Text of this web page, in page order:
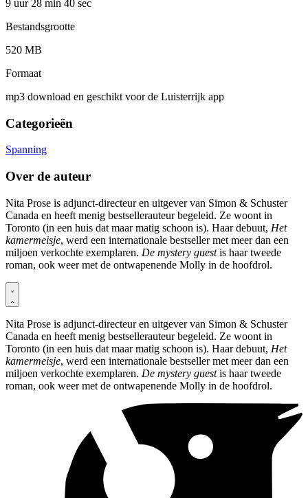
9 uur 28 min 40 sec
Bestandsgrootte
520 MB
Formaat
mp3 download en geschikt voor de Luisterrijk app
Categorieën
Spanning
Over de auteur
Nita Prose is adjunct-directeur en uitgever van Simon & Schuster
Canada en heeft menig bestsellerauteur begeleid. Ze woont in
Toronto (in een huis dat maar matig schoon is). Haar debuut, Het
kamermeisje, werd een internationale bestseller met meer dan een
miljoen verkochte exemplaren. De mystery guestis haar tweede
roman, ook weer met de ontwapenende Molly in de hoofdrol.
Nita Prose is adjunct-directeur en uitgever van Simon & Schuster
Canada en heeft menig bestsellerauteur begeleid. Ze woont in
Toronto (in een huis dat maar matig schoon is). Haar debuut, Het
kamermeisje, werd een internationale bestseller met meer dan een
miljoen verkochte exemplaren. De mystery guestis haar tweede
roman, ook weer met de ontwapenende Molly in de hoofdrol.